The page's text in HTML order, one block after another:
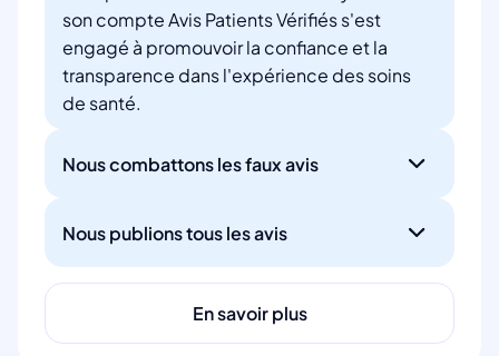
son compte Avis Patients Vérifiés s'est
engagé à promouvoir la confiance et la
transparence dans l'expérience des soins
de santé.
Nous combattons les faux avis
Nous publions tous les avis
En savoir plus